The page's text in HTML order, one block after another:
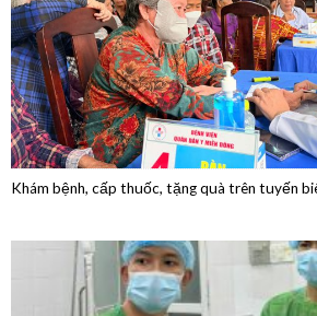
Hành trình mang nhân ái đến với đảo xa –
Dân